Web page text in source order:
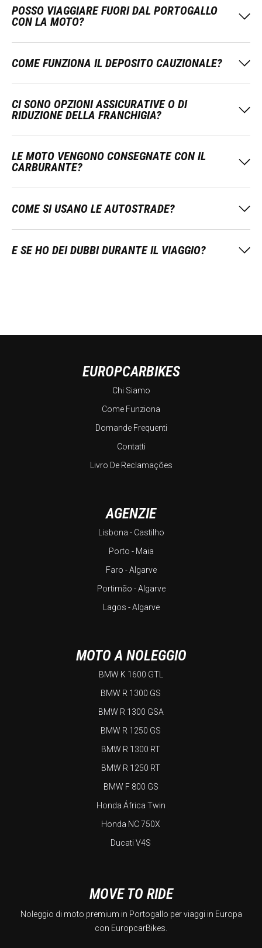
POSSO VIAGGIARE FUORI DAL PORTOGALLO
CON LA MOTO?
COME FUNZIONA IL DEPOSITO CAUZIONALE?
CI SONO OPZIONI ASSICURATIVE O DI
RIDUZIONE DELLA FRANCHIGIA?
LE MOTO VENGONO CONSEGNATE CON IL
CARBURANTE?
COME SI USANO LE AUTOSTRADE?
E SE HO DEI DUBBI DURANTE IL VIAGGIO?
EUROPCARBIKES
Chi Siamo
Come Funziona
Domande Frequenti
Contatti
Livro De Reclamações
AGENZIE
Lisbona - Castilho
Porto - Maia
Faro - Algarve
Portimão - Algarve
Lagos - Algarve
MOTO A NOLEGGIO
BMW K 1600 GTL
BMW R 1300 GS
BMW R 1300 GSA
BMW R 1250 GS
BMW R 1300 RT
BMW R 1250 RT
BMW F 800 GS
Honda África Twin
Honda NC 750X
Ducati V4S
MOVE TO RIDE
Noleggio di moto premium in Portogallo per viaggi in Europa
con EuropcarBikes.